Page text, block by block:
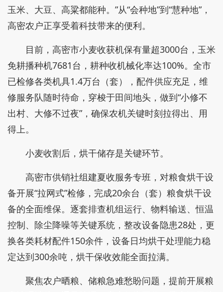
玉米、大豆、高粱都能种。”从“会种地”到“慧种地”，
高密农户正享受着科技带来的便利。
目前，高密市小麦收获机保有量超3000台，玉米
免耕播种机7681台，耕种收机械化率达100%。全市
已检修各类机具1.4万台（套），配件供应充足，维
修服务队随时待命，穿梭于田间地头，做到“小修不
出村、大修不过夜”，确保农机关键时刻拉得出、用
得上。
小麦收割后，烘干储存是关键环节。
高密市供销社组建夏收服务专班，对粮食烘干设
备开展“拉网式”检修，完成20余台（套）粮食烘干设
备的全面维保。逐套排查机组运行、物料输送、恒温
控制、除尘降噪等关键系统，整改设备隐患28处，更
换各类耗材配件150余件，设备日均烘干处理能力稳
定达到300余吨，烘干保收效能全面拉满。
聚焦农户晒粮、储粮急难愁盼问题，提前开展粮